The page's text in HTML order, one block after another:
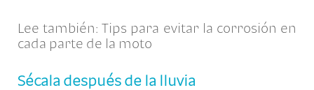
Lee también: Tips para evitar la corrosión en
cada parte de la moto
Sécala después de la lluvia